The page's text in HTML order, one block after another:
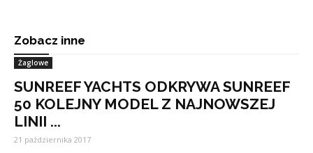
Zobacz inne
Żaglowe
SUNREEF YACHTS ODKRYWA SUNREEF
50 KOLEJNY MODEL Z NAJNOWSZEJ
LINII ...
21 października 2017